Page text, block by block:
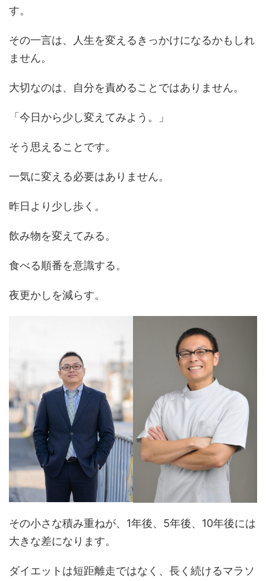
す。
その一言は、人生を変えるきっかけになるかもしれ
ません。
大切なのは、自分を責めることではありません。
「今日から少し変えてみよう。」
そう思えることです。
一気に変える必要はありません。
昨日より少し歩く。
飲み物を変えてみる。
食べる順番を意識する。
夜更かしを減らす。
その小さな積み重ねが、1年後、5年後、10年後には
大きな差になります。
ダイエットは短距離走ではなく、長く続けるマラソ